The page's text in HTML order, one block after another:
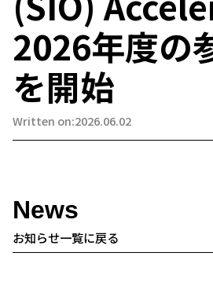
2026年度の
を開始
Written on:2026.06.02
News
お知らせ一覧に戻る